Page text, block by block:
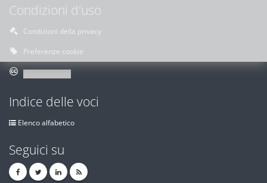
Condizioni d'uso
Condizioni della privacy
Preferenze cookie
Indice delle voci
Elenco alfabetico
Seguici su